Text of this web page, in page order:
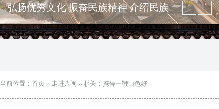
弘扬优秀文化 振奋民族精神 介绍民族
瑰宝 宣传中华精英
突出海西特色 报道台港澳侨 坚持古为
当前位置： 首页 ›› 走进八闽 ›› 杉关：携得一鞭山色好